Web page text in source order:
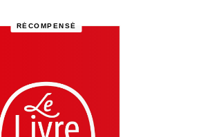
RÉCOMPENSÉ